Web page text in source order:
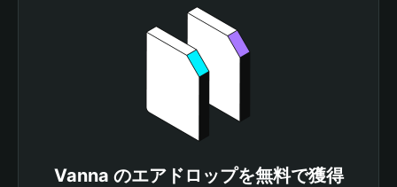
Vanna のエアドロップを無料で獲得